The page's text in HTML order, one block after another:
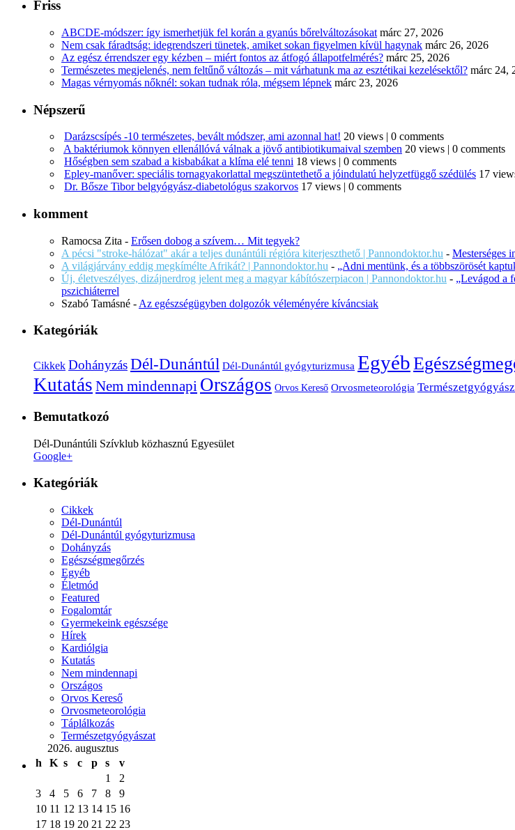
Friss
ABCDE‑módszer: így ismerhetjük fel korán a gyanús bőrelváltozásokat márc 27, 2026
Nem csak fáradtság: idegrendszeri tünetek, amiket sokan figyelmen kívül hagynak márc 26, 2026
Az egész érrendszer egy kézben – miért fontos az átfogó állapotfelmérés? márc 25, 2026
Természetes megjelenés, nem feltűnő változás – mit várhatunk ma az esztétikai kezelésektől? márc 24,
Magas vérnyomás nőknél: sokan tudnak róla, mégsem lépnek márc 23, 2026
Népszerű
Darázscsípés -10 természetes, bevált módszer, ami azonnal hat! 20 views | 0 comments
A baktériumok könnyen ellenállóvá válnak a jövő antibiotikumaival szemben 20 views | 0 comments
Hőségben sem szabad a kisbabákat a klíma elé tenni 18 views | 0 comments
Epley-manőver: speciális tornagyakorlattal megszüntethető a jóindulatú helyzetfüggő szédülés 17
Dr. Bősze Tibor belgyógyász-diabetológus szakorvos 17 views | 0 comments
komment
Ramocsa Zita - Erősen dobog a szívem… Mit tegyek?
A pécsi "stroke-hálózat" akár a teljes dunántúli régióra kiterjeszthető | Pannondoktor.hu - Mesterséges
A világjárvány eddig megkímélte Afrikát? | Pannondoktor.hu - „Adni mentünk, és a többszörösét
Új, életveszélyes, dizájnerdrog jelent meg a magyar kábítószerpiacon | Pannondoktor.hu - „Levágod a
pszichiáterrel
Szabó Tamásné - Az egészségügyben dolgozók véleményére kíváncsiak
Kategóriák
Cikkek DohányzásDél-Dunántúl Dél-Dunántúl gyógyturizmusa Egyéb
Kutatás Nem mindennapi Országos Orvos Kereső Orvosmeteorológia
Bemutatkozó
Dél-Dunántúli Szívklub közhasznú Egyesület
Google+
Kategóriák
Cikkek
Dél-Dunántúl
Dél-Dunántúl gyógyturizmusa
Dohányzás
Egészségmegőrzés
Egyéb
Életmód
Featured
Fogalomtár
Gyermekeink egészsége
Hírek
Kardiólgia
Kutatás
Nem mindennapi
Országos
Orvos Kereső
Orvosmeteorológia
Táplálkozás
Természetgyógyászat
2026. augusztus
h
K s c p s
v
1
2
3
4 5 6 7 8
9
10 11 12 13 14 15 16
17 18 19 20 21 22 23